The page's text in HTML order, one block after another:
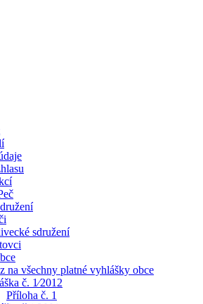
sdružení
na všechny platné vyhlášky obce
č. 1⁄2012
Příloha č. 1